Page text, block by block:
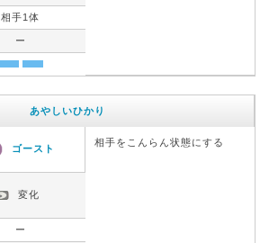
相手1体
ー
あやしいひかり
ゴースト
相手をこんらん状態にする
変化
ー